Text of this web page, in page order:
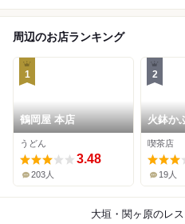
周辺のお店ランキング
1
鶴岡屋 本店
うどん
3.48
203人
2
火鉢か
喫茶店
19人
大垣・関ヶ原のレ